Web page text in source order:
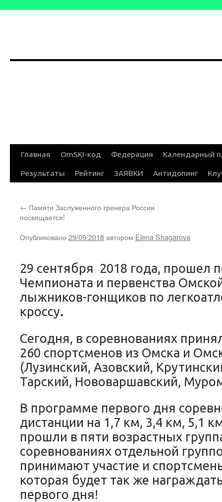
Перейти
Главная OmSKI-код Федерация Календарный
Результаты Рейтинг ЗАЯВКИ Антидопинг
← Памяти Заслуженного тренера России
посвящается!
Опубликовано 29/09/2018автором Elena Shagarova
29 сентября 2018 года, прошел
Чемпионата и первенства
лыжников-гонщиков по
кроссу.
Сегодня, в соревнованиях
260 спортсменов из Омска и
(Лузинский, Азовский,
Тарский, Нововаршавский,
В программе первого дня
дистанции на 1,7 км, 3,4 км, 5,1
прошли в пяти возрастных
соревнованиях отдельной
принимают участие и
которая будет так же
первого дня!